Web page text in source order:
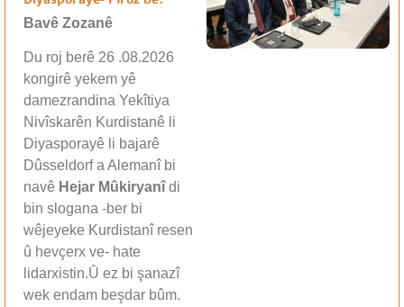
Bavê Zozanê
Du roj berê 26 .08.2026
kongirê yekem yê
damezrandina Yekîtiya
Nivîskarên Kurdistanê li
Diyasporayê li bajarê
Dûsseldorf a Alemanî bi
navê Hejar Mûkiryanîdi
bin slogana -ber bi
wêjeyeke Kurdistanî resen
û hevçerx ve- hate
lidarxistin.Û ez bi şanazî
wek endam beşdar bûm.